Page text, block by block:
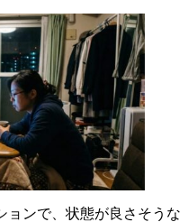
ョンで、状態が良さそうな